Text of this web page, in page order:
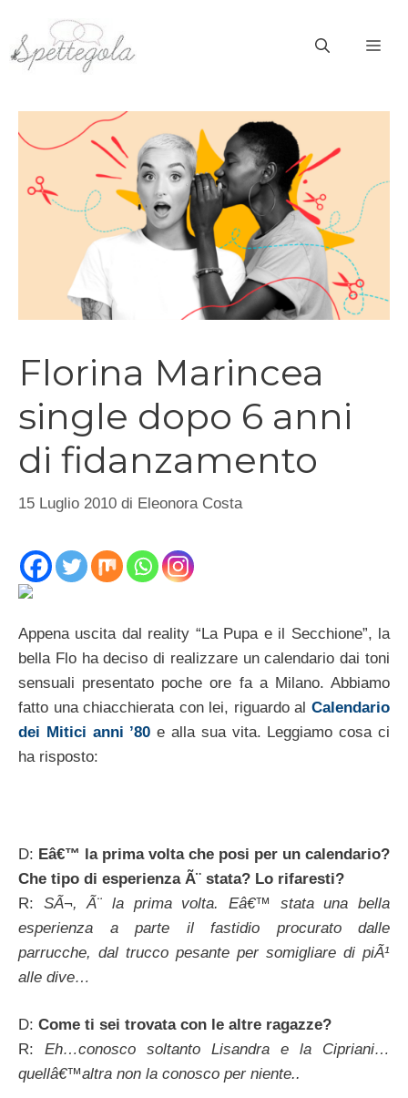
contenuto
Florina Marincea
single dopo 6 anni
di fidanzamento
15 Luglio 2010 di Eleonora Costa
Appena uscita dal reality “La Pupa e il Secchione”, la
bella Flo ha deciso di realizzare un calendario dai toni
sensuali presentato poche ore fa a Milano. Abbiamo
fatto una chiacchierata con lei, riguardo al Calendario
dei Mitici anni ’80 e alla sua vita. Leggiamo cosa ci
ha risposto:
D: Eâ€™ la prima volta che posi per un calendario?
Che tipo di esperienza Ã¨ stata? Lo rifaresti?
R: SÃ¬, Ã¨ la prima volta. Eâ€™ stata una bella
esperienza a parte il fastidio procurato dalle
parrucche, dal trucco pesante per somigliare di piÃ¹
alle dive…
D: Come ti sei trovata con le altre ragazze?
R: Eh…conosco soltanto Lisandra e la Cipriani…
quellâ€™altra non la conosco per niente..